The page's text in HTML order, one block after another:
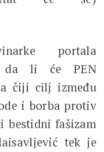
portala
da li će PEN
čiji cilj između
i borba protiv
bestidni fašizam
tek je